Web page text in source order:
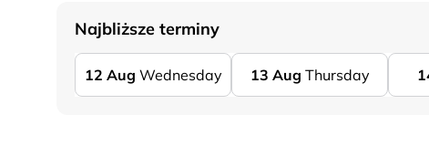
Najbliższe terminy
12 Aug Wednesday 13 Aug Thursday